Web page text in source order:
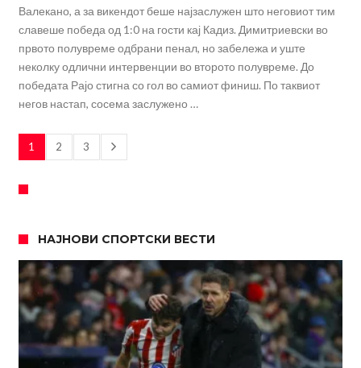
Валекано, а за викендот беше најзаслужен што неговиот тим
славеше победа од 1:0 на гости кај Кадиз. Димитриевски во
првото полувреме одбрани пенал, но забележа и уште
неколку одлични интервенции во второто полувреме. До
победата Рајо стигна со гол во самиот финиш. По таквиот
негов настап, сосема заслужено …
1 2 3
НАЈНОВИ СПОРТСКИ ВЕСТИ